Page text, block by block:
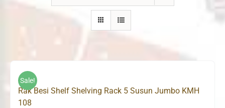
Sale!
Rak Besi Shelf Shelving Rack 5 Susun Jumbo KMH
108